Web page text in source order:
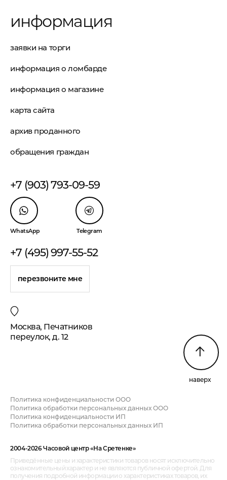
информация
заявки на торги
информация о ломбарде
информация о магазине
карта сайта
архив проданного
обращения граждан
+7 (903) 793-09-59
WhatsApp Telegram
+7 (495) 997-55-52
перезвоните мне
Москва, Печатников
переулок, д. 12
наверх
Политика конфиденциальности ООО
Политика обработки персональных данных ООО
Политика конфиденциальности ИП
Политика обработки персональных данных ИП
2004-2026 Часовой центр «На Сретенке»
Приведённые цены и характеристики товаров носят исключительно
ознакомительный характер и не являются публичной офертой. Для
получения подробной информации о характеристиках товаров, их